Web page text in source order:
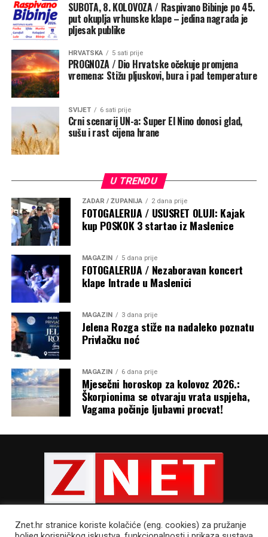
Don Alojz je najavio da će uskoro, nakon posvete crkve,
zazvoniti i dva zvona, a naručeno je i novo, najmanje
zvono, iz Italije. Na zvonima će biti prizori članova Svete
obitelji. Na najvećem zvonu koje je išlo na restauraciju je
lik Blažene Djevice Marije, na najmanjem koje će biti na
vrhu crkve će biti lik sv. Josipa, a na srednjem zvonu će
biti lik Isusa Krista.
Don Alojz je zahvalio i ženama koje su čistile crkvu i sve
pripremile ususret posveti crkve te zboru iz Draga i
Lisičića koji su pjevali na misi. Povelju o posveti crkve
potpisali su nadbiskup Zgrablić, župnik Knežević te
župljani Petar Ljutić i Vedrana Kamber.
Tekst Povelje o posveti crkve glasi:
SUBOTA, 8. KOLOVOZA / Raspivano Bibinje po 45.
put okuplja vrhunske klape – jedina nagrada je
pljesak publike
HRVATSKA 5 sati prije
PROGNOZA / Dio Hrvatske očekuje promjena
vremena: Stižu pljuskovi, bura i pad temperature
SVIJET 6 sati prije
Crni scenarij UN-a: Super El Nino donosi glad,
sušu i rast cijena hrane
U TRENDU
ZADAR / ŽUPANIJA 2 dana prije
FOTOGALERIJA / USUSRET OLUJI: Kajak
kup POSKOK 3 startao iz Maslenice
MAGAZIN 5 dana prije
FOTOGALERIJA / Nezaboravan koncert
klape Intrade u Maslenici
MAGAZIN 3 dana prije
Jelena Rozga stiže na nadaleko poznatu
Privlačku noć
MAGAZIN 6 dana prije
Mjesečni horoskop za kolovoz 2026.:
Škorpionima se otvaraju vrata uspjeha,
Vagama počinje ljubavni procvat!
Znet.hr stranice koriste kolačiće (eng. cookies) za pružanje